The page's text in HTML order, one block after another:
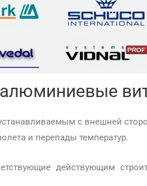
с внешней
и перепады температур.
действующим